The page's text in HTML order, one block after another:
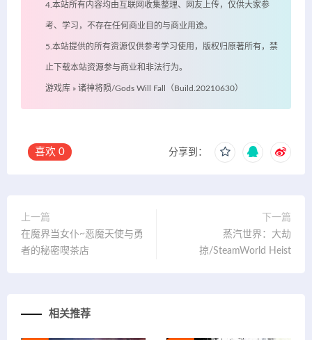
4.本站所有内容均由互联网收集整理、网友上传，仅供大家参
考、学习，不存在任何商业目的与商业用途。
5.本站提供的所有资源仅供参考学习使用，版权归原著所有，禁
止下载本站资源参与商业和非法行为。
游戏库 » 诸神将陨/Gods Will Fall（Build.20210630）
喜欢 0 分享到：
上一篇
在魔界当女仆~恶魔天使与勇
者的秘密喫茶店
下一篇
蒸汽世界：大劫
掠/SteamWorld Heist
相关推荐